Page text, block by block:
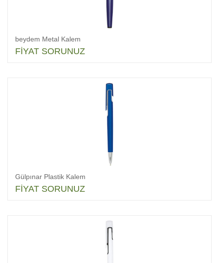
beydem Metal Kalem
FİYAT SORUNUZ
Gülpınar Plastik Kalem
FİYAT SORUNUZ